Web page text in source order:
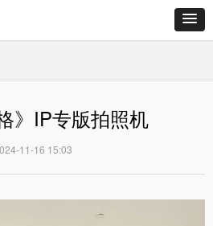
》IP专版拍照机
11-16 15:03